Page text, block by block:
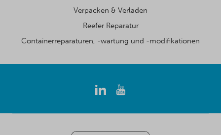
Verpacken & Verladen
Reefer Reparatur
Containerreparaturen, -wartung und -modifikationen